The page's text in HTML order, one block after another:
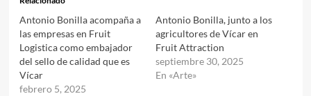
Antonio Bonilla acompaña a
las empresas en Fruit
Logistica como embajador
del sello de calidad que es
Vícar
febrero 5, 2025
Antonio Bonilla, junto a los
agricultores de Vícar en
Fruit Attraction
septiembre 30, 2025
En «Arte»